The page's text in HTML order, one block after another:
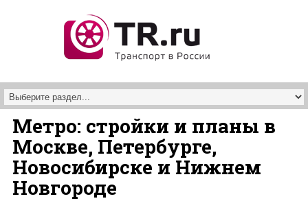
Метро: стройки и планы в
Москве, Петербурге,
Новосибирске и Нижнем
Новгороде